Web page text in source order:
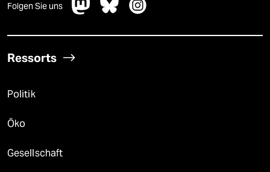
Folgen Sie uns
Ressorts
Politik
Öko
Gesellschaft